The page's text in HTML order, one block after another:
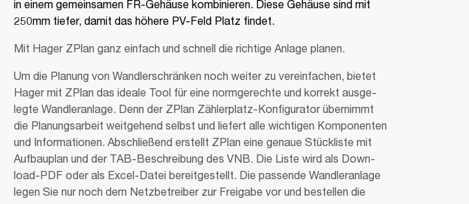
in einem gemeinsamen FR-Gehäuse kombinieren. Diese Gehäuse sind mit
250mm tiefer, damit das höhere PV-Feld Platz findet.
Mit Hager ZPlan ganz einfach und schnell die richtige Anlage planen.
Um die Planung von Wand­ler­schränken noch weiter zu verein­fa­chen, bietet
Hager mit ZPlan das ideale Tool für eine norm­ge­rechte und korrekt ausge­
legte Wand­ler­an­lage. Denn der ZPlan Zähler­platz-Konfi­gu­rator über­nimmt
die Planungs­ar­beit weit­ge­hend selbst und liefert alle wich­tigen Kompo­nenten
und Infor­ma­tionen. Abschlie­ßend erstellt ZPlan eine genaue Stück­liste mit
Aufbau­plan und der TAB-Beschrei­bung des VNB. Die Liste wird als Down­
load-PDF oder als Excel-Datei bereit­ge­stellt. Die passende Wand­ler­an­lage
legen Sie nur noch dem Netz­be­treiber zur Frei­gabe vor und bestellen die